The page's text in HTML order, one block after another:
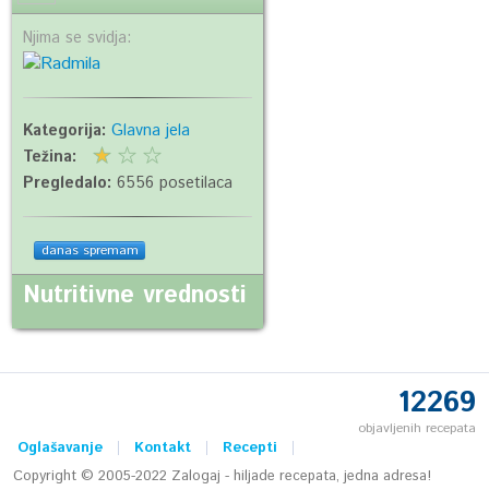
Njima se svidja:
Kategorija:Glavna jela
Težina:
Pregledalo: 6556 posetilaca
danas spremam
Nutritivne vrednosti
12269
objavljenih recepata
Oglašavanje Kontakt
Recepti
Copyright © 2005-2022 Zalogaj - hiljade recepata, jedna adresa!